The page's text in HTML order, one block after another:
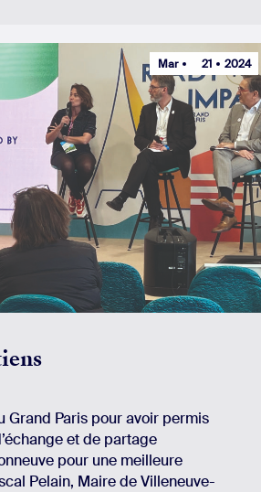
Mar 21 2024
Paris pour avoir permis
et de partage
pour une meilleure
Pelain, Maire de Villeneuve-